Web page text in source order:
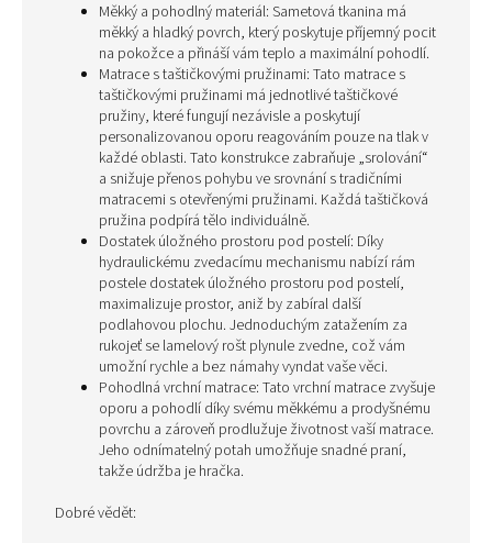
Měkký a pohodlný materiál: Sametová tkanina má
měkký a hladký povrch, který poskytuje příjemný pocit
na pokožce a přináší vám teplo a maximální pohodlí.
Matrace s taštičkovými pružinami: Tato matrace s
taštičkovými pružinami má jednotlivé taštičkové
pružiny, které fungují nezávisle a poskytují
personalizovanou oporu reagováním pouze na tlak v
každé oblasti. Tato konstrukce zabraňuje „srolování“
a snižuje přenos pohybu ve srovnání s tradičními
matracemi s otevřenými pružinami. Každá taštičková
pružina podpírá tělo individuálně.
Dostatek úložného prostoru pod postelí: Díky
hydraulickému zvedacímu mechanismu nabízí rám
postele dostatek úložného prostoru pod postelí,
maximalizuje prostor, aniž by zabíral další
podlahovou plochu. Jednoduchým zatažením za
rukojeť se lamelový rošt plynule zvedne, což vám
umožní rychle a bez námahy vyndat vaše věci.
Pohodlná vrchní matrace: Tato vrchní matrace zvyšuje
oporu a pohodlí díky svému měkkému a prodyšnému
povrchu a zároveň prodlužuje životnost vaší matrace.
Jeho odnímatelný potah umožňuje snadné praní,
takže údržba je hračka.
Dobré vědět: